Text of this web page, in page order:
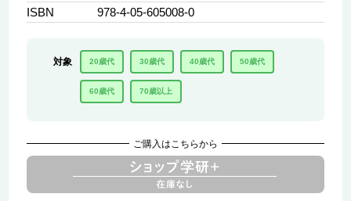
ISBN
978-4-05-605008-0
対象 20歳代 30歳代 40歳代 50歳代
60歳代 70歳以上
ご購入はこちらから